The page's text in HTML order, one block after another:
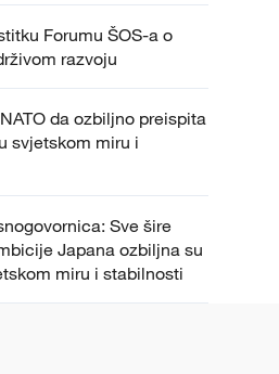
Forumu ŠOS-a o
razvoju
da ozbiljno preispita
svjetskom miru i
Sve šire
Japana ozbiljna su
miru i stabilnosti